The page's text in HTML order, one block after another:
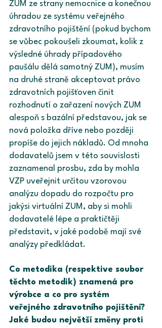
ZUM ze strany nemocnice a konečnou
úhradou ze systému veřejného
zdravotního pojištění (pokud bychom
se vůbec pokoušeli zkoumat, kolik z
výsledné úhrady případového
paušálu dělá samotný ZUM), musím
na druhé straně akceptovat právo
zdravotních pojišťoven činit
rozhodnutí o zařazení nových ZUM
alespoň s bazální představou, jak se
nová položka dříve nebo později
propíše do jejich nákladů. Od mnoha
dodavatelů jsem v této souvislosti
zaznamenal prosbu, zda by mohla
VZP uveřejnit určitou vzorovou
analýzu dopadu do rozpočtu pro
jakýsi virtuální ZUM, aby si mohli
dodavatelé lépe a praktičtěji
představit, v jaké podobě mají své
analýzy předkládat.
Co metodika (respektive soubor
těchto metodik) znamená pro
výrobce a co pro systém
veřejného zdravotního pojištění?
Jaké budou největší změny proti